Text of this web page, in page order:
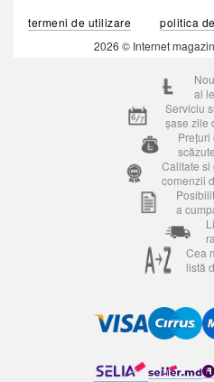
termeni de utilizare
politica
2026 © Internet
al
Serviciu
șase zile
Prețuri
scăzute
Calitate si
comenzii
a
Cea
listă